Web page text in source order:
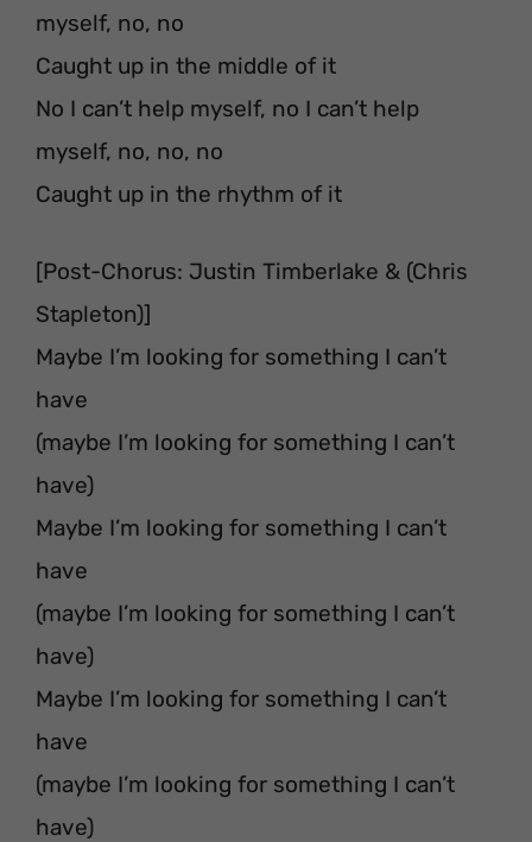
myself, no, no
Caught up in the middle of it
No I can’t help myself, no I can’t help
myself, no, no, no
Caught up in the rhythm of it
[Post-Chorus: Justin Timberlake & (Chris
Stapleton)]
Maybe I’m looking for something I can’t
have
(maybe I’m looking for something I can’t
have)
Maybe I’m looking for something I can’t
have
(maybe I’m looking for something I can’t
have)
Maybe I’m looking for something I can’t
have
(maybe I’m looking for something I can’t
have)